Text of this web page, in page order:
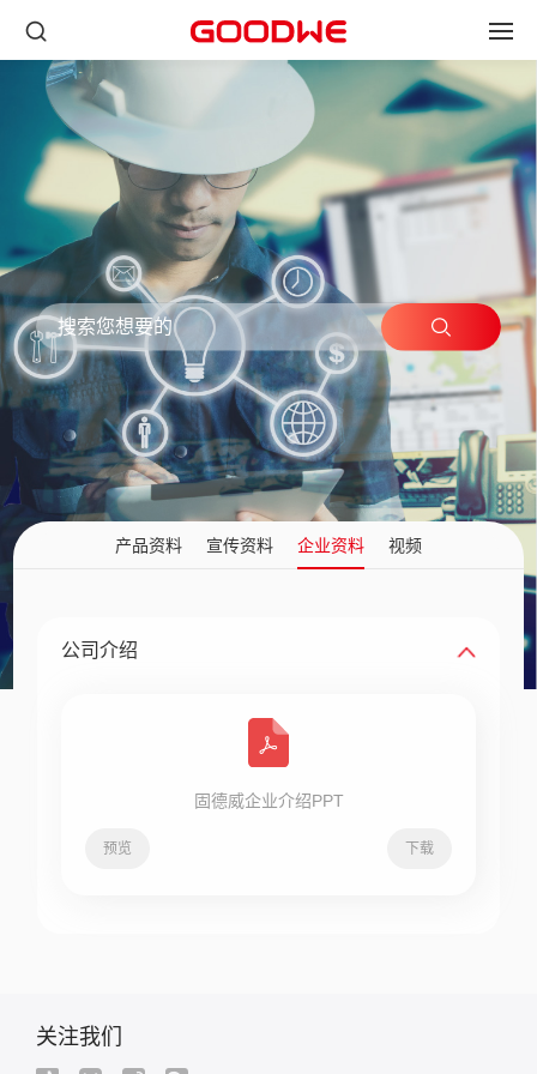
产品资料 宣传资料 企业资料 视频
公司介绍
固德威企业介绍PPT
预览 下载
关注我们